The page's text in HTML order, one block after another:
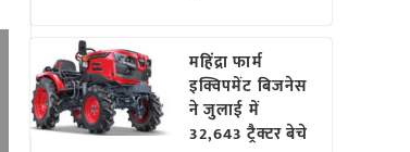
महिंद्रा फार्म
इक्विपमेंट बिजनेस
ने जुलाई में
32,643 ट्रैक्टर बेचे